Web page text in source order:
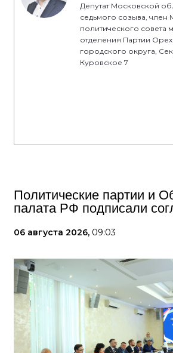
Депутат Московской
седьмого созыва, член
политического совета
отделения Партии
городского округа,
Куровское 7
Политические партии и
палата РФ подписали
06 августа 2026, 09:03